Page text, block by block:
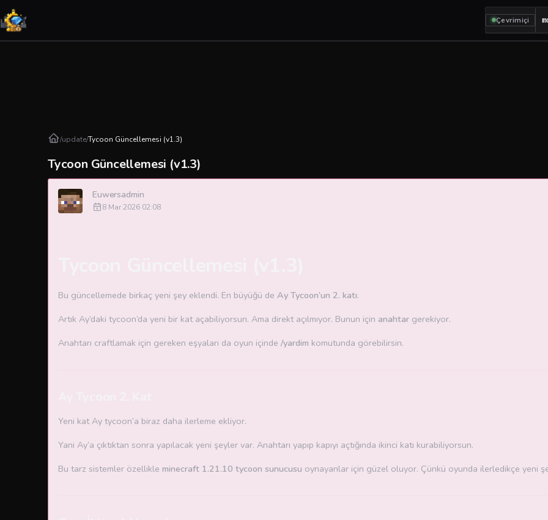
Çevrimiçi
/update/Tycoon Güncellemesi (v1.3)
Tycoon Güncellemesi (v1.3)
Euwersadmin
8 Mar 2026 02:08
Bu güncellemede birkaç yeni şey eklendi. En büyüğü de Ay Tycoon’un 2. katı.
Artık Ay’daki tycoon’da yeni bir kat açabiliyorsun. Ama direkt açılmıyor. Bunun için anahtar gerekiyor.
Anahtarı craftlamak için gereken eşyaları da oyun içinde /yardim komutunda görebilirsin.
Yeni kat Ay tycoon’a biraz daha ilerleme ekliyor.
Yani Ay’a çıktıktan sonra yapılacak yeni şeyler var. Anahtarı yapıp kapıyı açtığında ikinci katı kurabiliyorsun.
Bu tarz sistemler özellikle minecraft 1.21.10 tycoon sunucusu oynayanlar için güzel oluyor. Çünkü oyunda ilerledikçe yeni